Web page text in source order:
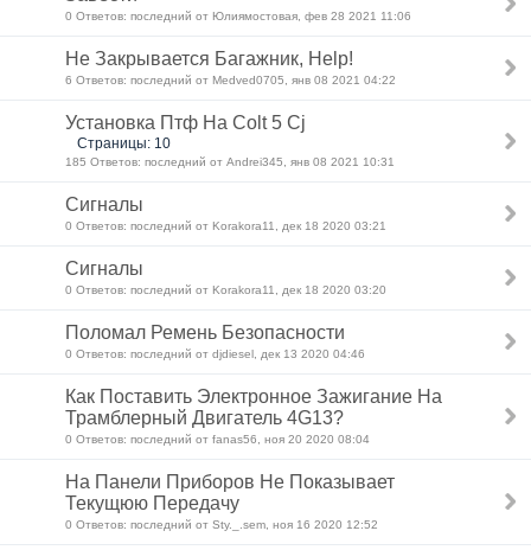
0 Ответов: последний от Юлиямостовая, фев 28 2021 11:06
Не Закрывается Багажник, Help!
6 Ответов: последний от Medved0705, янв 08 2021 04:22
Установка Птф На Colt 5 Cj
Страницы: 10
185 Ответов: последний от Andrei345, янв 08 2021 10:31
Сигналы
0 Ответов: последний от Korakora11, дек 18 2020 03:21
Сигналы
0 Ответов: последний от Korakora11, дек 18 2020 03:20
Поломал Ремень Безопасности
0 Ответов: последний от djdiesel, дек 13 2020 04:46
Как Поставить Электронное Зажигание На
Трамблерный Двигатель 4G13?
0 Ответов: последний от fanas56, ноя 20 2020 08:04
На Панели Приборов Не Показывает
Текущюю Передачу
0 Ответов: последний от Sty._.sem, ноя 16 2020 12:52